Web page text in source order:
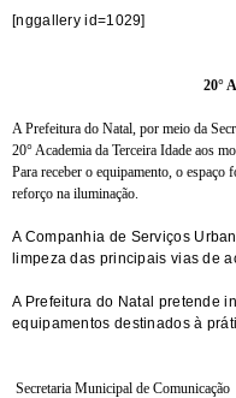
[nggallery id=1029]
20°
A Prefeitura do Natal, por meio da
20° Academia da Terceira Idade aos
Para receber o equipamento, o espaço
reforço na iluminação.
A Companhia de Serviços
limpeza das principais vias de
A Prefeitura do Natal pretende
equipamentos destinados à
Secretaria Municipal de Comunicação